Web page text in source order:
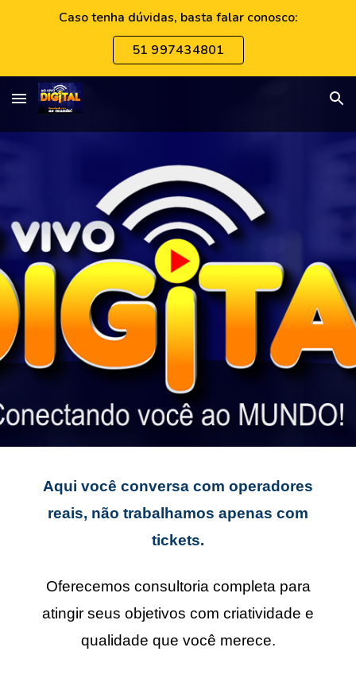
Caso tenha dúvidas, basta falar conosco:
51 997434801
Aqui você conversa com operadores
reais, não trabalhamos apenas com
tickets.
Oferecemos consultoria completa para
atingir seus objetivos com criatividade e
qualidade que você merece.